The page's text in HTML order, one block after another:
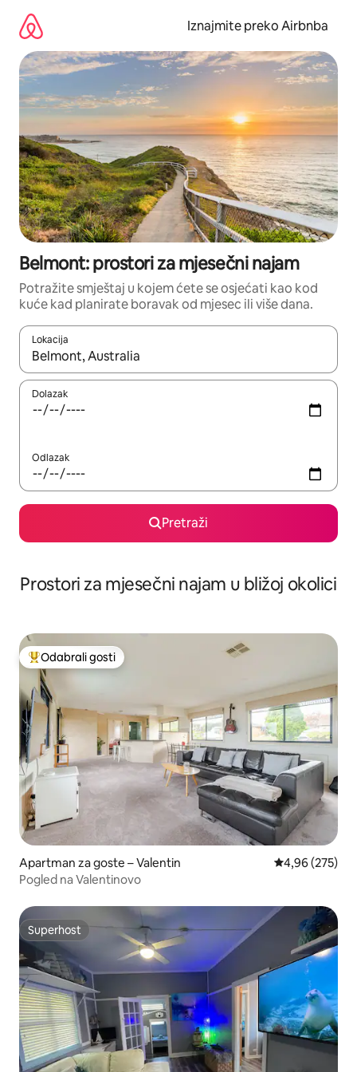
sadržaj
Iznajmite preko Airbnba
Belmont: prostori za mjesečni najam
Potražite smještaj u kojem ćete se osjećati kao kod
kuće kad planirate boravak od mjesec ili više dana.
Lokacija
Kada budu dostupni rezultati, moći ćete ih pregledati
Dolazak
Odlazak
Pretraži
Prostori za mjesečni najam u bližoj okolici
Među najviše rangiranima s oznakom „Odabrali gosti”
Odabrali gosti
Apartman za goste – Valentin Prosječna
4,96 (275)
Pogled na Valentinovo
Superhost
Superhost